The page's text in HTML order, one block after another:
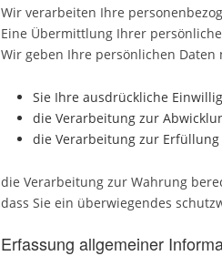
Wir verarbeiten Ihre
Eine Übermittlung Ihrer
Wir geben Ihre persönlichen
Sie Ihre ausdrückliche
die Verarbeitung zur
die Verarbeitung zur
die Verarbeitung zur Wahrung
dass Sie ein überwiegendes
Erfassung allgemeiner